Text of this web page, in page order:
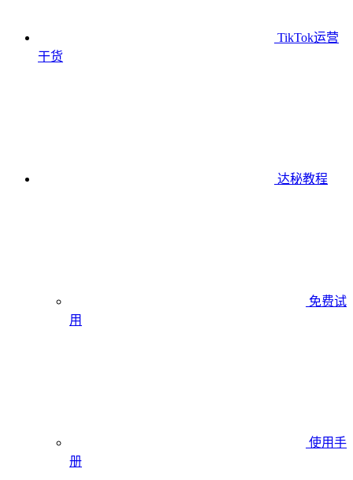
TikTok运营
干货
达秘教程
免费试
用
使用手
册